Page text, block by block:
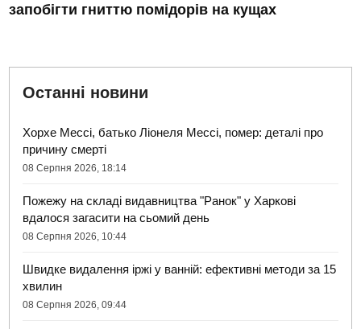
запобігти гниттю помідорів на кущах
Останні новини
Хорхе Мессі, батько Ліонеля Мессі, помер: деталі про
причину смерті
08 Серпня 2026, 18:14
Пожежу на складі видавництва "Ранок" у Харкові
вдалося загасити на сьомий день
08 Серпня 2026, 10:44
Швидке видалення іржі у ванній: ефективні методи за 15
хвилин
08 Серпня 2026, 09:44